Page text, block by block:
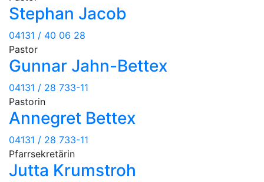
Stephan ­Jacob
04131 / 40 06 28
Pastor
Gunnar ­Jahn-Bettex
04131 / 28 733-11
Pastorin
Annegret ­Bettex
04131 / 28 733-11
Pfarrsekretärin
Jutta ­Krumstroh